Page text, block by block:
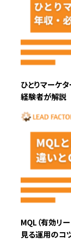
ひとりマーケ
経験者が解説
MQL（有効リ
見る運用のコ